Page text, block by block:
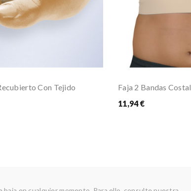
Con Tejido
Faja 2 Bandas Costal
11,94 €